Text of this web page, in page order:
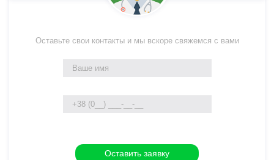
Оставьте свои контакты и мы вскоре свяжемся с вами